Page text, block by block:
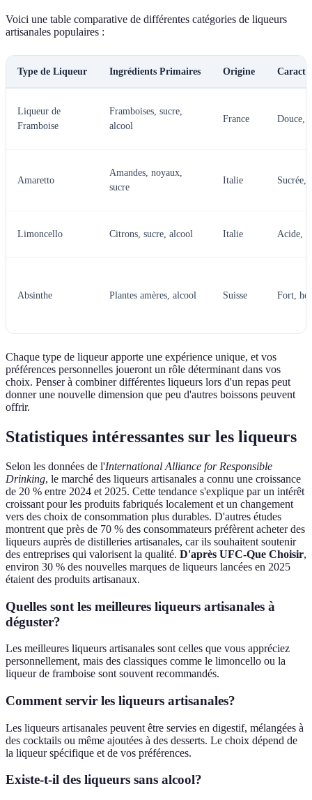
Voici une table comparative de différentes catégories de liqueurs
artisanales populaires :
Type de Liqueur Ingrédients Primaires Origine
Liqueur de
Framboise
Framboises, sucre,
alcool
France Douce,
Amaretto
Amandes, noyaux,
sucre
Italie Sucrée,
Limoncello Citrons, sucre, alcool Italie Acide,
Absinthe Plantes amères, alcool Suisse Fort,
Chaque type de liqueur apporte une expérience unique, et vos
préférences personnelles joueront un rôle déterminant dans vos
choix. Penser à combiner différentes liqueurs lors d'un repas peut
donner une nouvelle dimension que peu d'autres boissons peuvent
offrir.
Statistiques intéressantes sur les liqueurs
Selon les données de l'International Alliance for Responsible
Drinking, le marché des liqueurs artisanales a connu une croissance
de 20 % entre 2024 et 2025. Cette tendance s'explique par un intérêt
croissant pour les produits fabriqués localement et un changement
vers des choix de consommation plus durables. D'autres études
montrent que près de 70 % des consommateurs préfèrent acheter des
liqueurs auprès de distilleries artisanales, car ils souhaitent soutenir
des entreprises qui valorisent la qualité. D'après UFC-Que Choisir,
environ 30 % des nouvelles marques de liqueurs lancées en 2025
étaient des produits artisanaux.
Quelles sont les meilleures liqueurs artisanales à
déguster?
Les meilleures liqueurs artisanales sont celles que vous appréciez
personnellement, mais des classiques comme le limoncello ou la
liqueur de framboise sont souvent recommandés.
Comment servir les liqueurs artisanales?
Les liqueurs artisanales peuvent être servies en digestif, mélangées à
des cocktails ou même ajoutées à des desserts. Le choix dépend de
la liqueur spécifique et de vos préférences.
Existe-t-il des liqueurs sans alcool?